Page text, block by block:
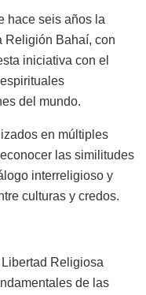
hace seis años la
Religión Bahaí, con
iniciativa con el
del mundo.
en múltiples
las similitudes
interreligioso y
culturas y credos.
Religiosa
de las